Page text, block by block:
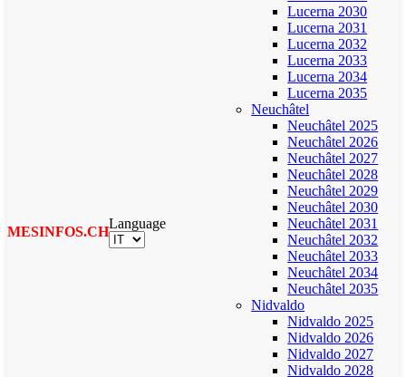
MESINFOS.CH
Language
Lucerna 2030
Lucerna 2031
Lucerna 2032
Lucerna 2033
Lucerna 2034
Lucerna 2035
Neuchâtel
Neuchâtel 2025
Neuchâtel 2026
Neuchâtel 2027
Neuchâtel 2028
Neuchâtel 2029
Neuchâtel 2030
Neuchâtel 2031
Neuchâtel 2032
Neuchâtel 2033
Neuchâtel 2034
Neuchâtel 2035
Nidvaldo
Nidvaldo 2025
Nidvaldo 2026
Nidvaldo 2027
Nidvaldo 2028